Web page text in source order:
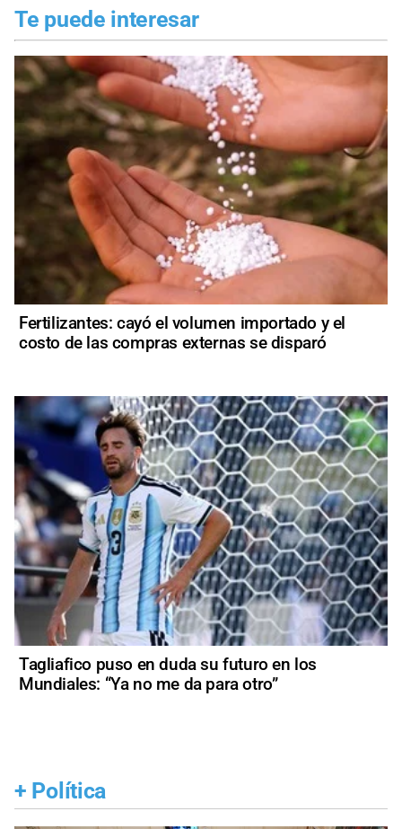
Te puede interesar
Fertilizantes: cayó el volumen importado y el
costo de las compras externas se disparó
Tagliafico puso en duda su futuro en los
Mundiales: “Ya no me da para otro”
+ Política